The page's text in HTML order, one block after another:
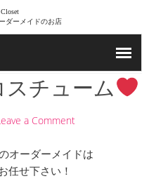
ダーメイドのお店
チューム
a Comment
オーダーメイドは
任せ下さい！